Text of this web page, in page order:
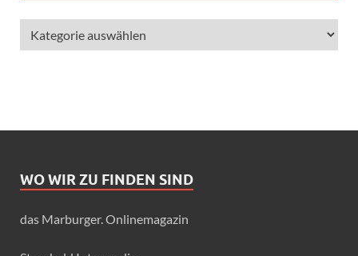
WO WIR ZU FINDEN SIND
das Marburger. Onlinemagazin